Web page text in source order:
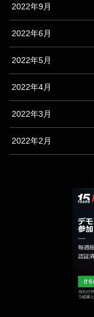
2022年9月
2022年6月
2022年5月
2022年4月
2022年3月
2022年2月